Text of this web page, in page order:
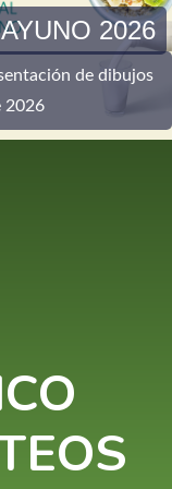
2026
de dibujos
2026